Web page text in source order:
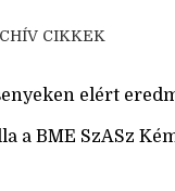
CIKKEK
elért
a BME SzASz